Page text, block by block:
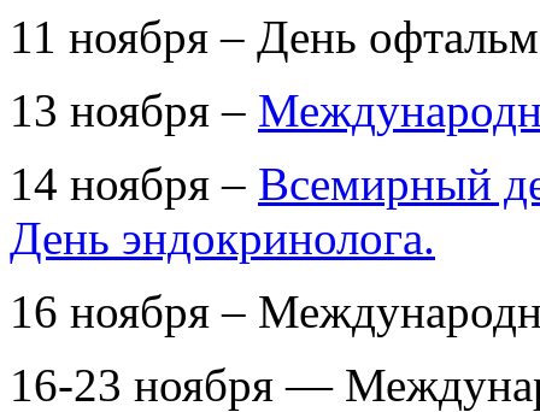
11 ноября – День
13 ноября –
14 ноября – Всемирный
День эндокринолога.
16 ноября –
16-23 ноября —